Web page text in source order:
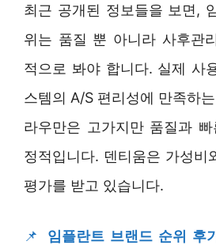
최근 공개된 정보들을 보면,
위는 품질 뿐 아니라 사후관
적으로 봐야 합니다. 실제 사
스템의 A/S 편리성에 만족하
라우만은 고가지만 품질과
정적입니다. 덴티움은 가성비
평가를 받고 있습니다.
📌 임플란트 브랜드 순위 후